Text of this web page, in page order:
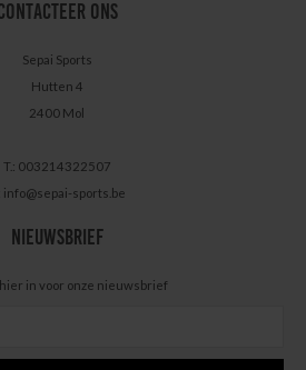
ONS
Sepai Sports
Hutten 4
2400 Mol
T.: 003214322507
info@sepai-sports.be
NIEUWSBRIEF
in voor onze nieuwsbrief